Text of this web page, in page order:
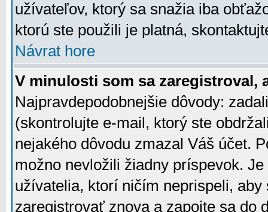
užívateľov, ktorý sa snažia iba
ktorú ste použili je platná,
Návrat hore
V minulosti som sa zaregistroval,
Najpravdepodobnejšie dôvody:
(skontrolujte e-mail, ktorý ste
nejakého dôvodu zmazal Váš účet.
možno nevložili žiadny príspevok.
užívatelia, ktorí ničím neprispeli,
zaregistrovať znova a zapojte sa do